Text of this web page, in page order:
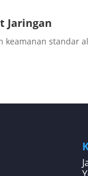
Jaringan
keamanan standar